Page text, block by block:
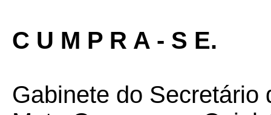
C U M P R A - S E.
Gabinete do Secretário